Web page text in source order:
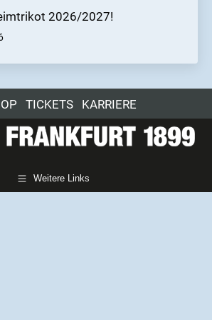
2026/2027!
TICKETS KARRIERE
Weitere Links